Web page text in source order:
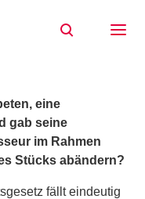
eine
gab seine
im Rahmen
Stücks abändern?
fällt eindeutig